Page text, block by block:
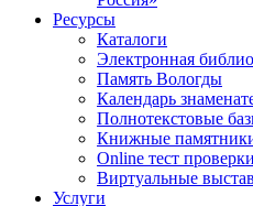
Ресурсы
Каталоги
Электронная
Память Вологды
Календарь
Полнотекстовые
Книжные
Online тест
Виртуальные
Услуги